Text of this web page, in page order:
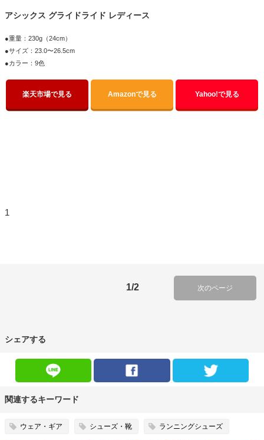
アシックス グライドライド レディース
●重量：230g（24cm）
●サイズ：23.0〜26.5cm
●カラー：9色
楽天市場で見る Amazonで見る Yahoo!で見る
1
1/2 次のページ
シェアする
関連するキーワード
ウェア・ギア シューズ・靴 ランニングシューズ